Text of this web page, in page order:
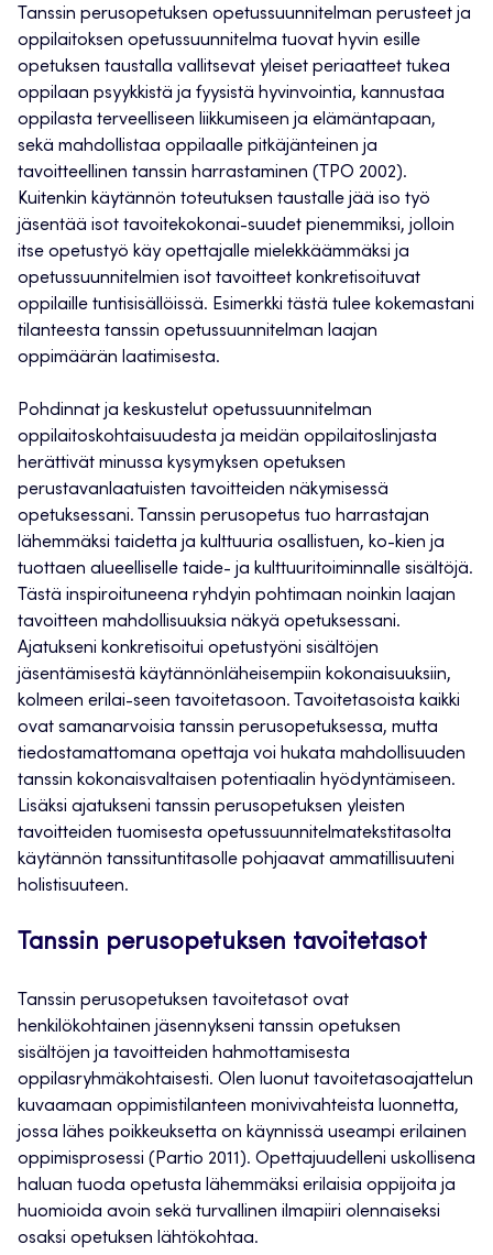
Tanssin perusopetuksen opetussuunnitelman perusteet ja
oppilaitoksen opetussuunnitelma tuovat hyvin esille
opetuksen taustalla vallitsevat yleiset periaatteet tukea
oppilaan psyykkistä ja fyysistä hyvinvointia, kannustaa
oppilasta terveelliseen liikkumiseen ja elämäntapaan,
sekä mahdollistaa oppilaalle pitkäjänteinen ja
tavoitteellinen tanssin harrastaminen (TPO 2002).
Kuitenkin käytännön toteutuksen taustalle jää iso työ
jäsentää isot tavoitekokonai-suudet pienemmiksi, jolloin
itse opetustyö käy opettajalle mielekkäämmäksi ja
opetussuunnitelmien isot tavoitteet konkretisoituvat
oppilaille tuntisisällöissä. Esimerkki tästä tulee kokemastani
tilanteesta tanssin opetussuunnitelman laajan
oppimäärän laatimisesta.
Pohdinnat ja keskustelut opetussuunnitelman
oppilaitoskohtaisuudesta ja meidän oppilaitoslinjasta
herättivät minussa kysymyksen opetuksen
perustavanlaatuisten tavoitteiden näkymisessä
opetuksessani. Tanssin perusopetus tuo harrastajan
lähemmäksi taidetta ja kulttuuria osallistuen, ko-kien ja
tuottaen alueelliselle taide- ja kulttuuritoiminnalle sisältöjä.
Tästä inspiroituneena ryhdyin pohtimaan noinkin laajan
tavoitteen mahdollisuuksia näkyä opetuksessani.
Ajatukseni konkretisoitui opetustyöni sisältöjen
jäsentämisestä käytännönläheisempiin kokonaisuuksiin,
kolmeen erilai-seen tavoitetasoon. Tavoitetasoista kaikki
ovat samanarvoisia tanssin perusopetuksessa, mutta
tiedostamattomana opettaja voi hukata mahdollisuuden
tanssin kokonaisvaltaisen potentiaalin hyödyntämiseen.
Lisäksi ajatukseni tanssin perusopetuksen yleisten
tavoitteiden tuomisesta opetussuunnitelmatekstitasolta
käytännön tanssituntitasolle pohjaavat ammatillisuuteni
holistisuuteen.
Tanssin perusopetuksen tavoitetasot
Tanssin perusopetuksen tavoitetasot ovat
henkilökohtainen jäsennykseni tanssin opetuksen
sisältöjen ja tavoitteiden hahmottamisesta
oppilasryhmäkohtaisesti. Olen luonut tavoitetasoajattelun
kuvaamaan oppimistilanteen monivivahteista luonnetta,
jossa lähes poikkeuksetta on käynnissä useampi erilainen
oppimisprosessi (Partio 2011). Opettajuudelleni uskollisena
haluan tuoda opetusta lähemmäksi erilaisia oppijoita ja
huomioida avoin sekä turvallinen ilmapiiri olennaiseksi
osaksi opetuksen lähtökohtaa.